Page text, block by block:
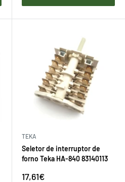
TEKA
Seletor de interruptor de
forno Teka HA-840 83140113
Preço
17,61€